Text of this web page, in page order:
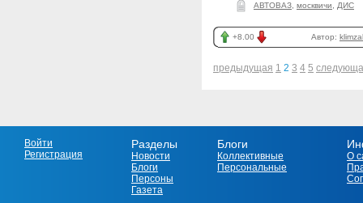
АВТОВАЗ москвичи ДИС
+8.00 Автор:
предыдущая 1 2 3 4 5
Войти
Регистрация
Разделы
Новости
Блоги
Персоны
Газета
Блоги
Коллективные
Персональные
О